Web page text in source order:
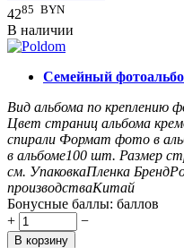
4285 BYN
В наличии
Семейный
Вид альбома по креплению
Цвет страниц альбома
спирали Формат фото в
в альбоме100 шт. Размер
см. УпаковкаПленка Бренд
производстваКитай
Бонусные баллы: баллов
+
−
В корзину